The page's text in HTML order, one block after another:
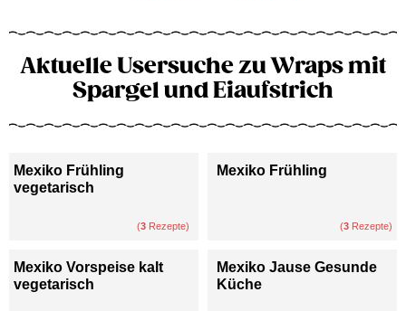
Aktuelle Usersuche zu Wraps mit
Spargel und Eiaufstrich
Mexiko Frühling
vegetarisch
(3 Rezepte)
Mexiko Frühling
(3 Rezepte)
Mexiko Vorspeise kalt
vegetarisch
Mexiko Jause Gesunde
Küche